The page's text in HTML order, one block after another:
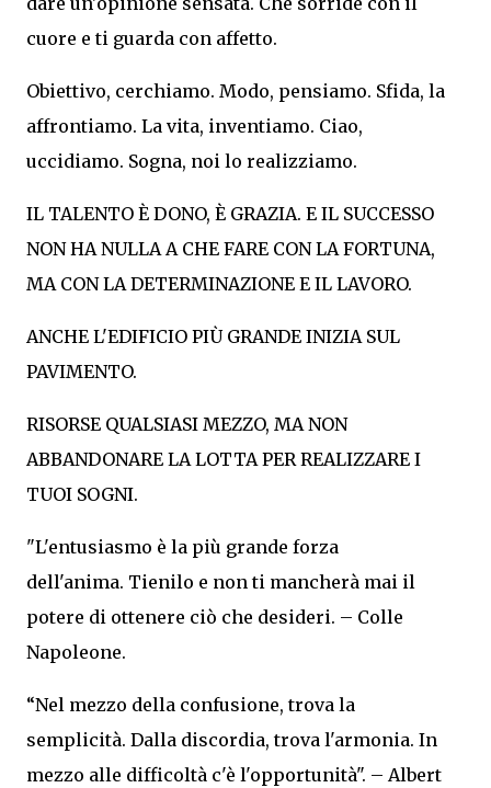
cuore e ti guarda con affetto.
Obiettivo, cerchiamo. Modo, pensiamo. Sfida, la
affrontiamo. La vita, inventiamo. Ciao,
uccidiamo. Sogna, noi lo realizziamo.
IL TALENTO È DONO, È GRAZIA. E IL SUCCESSO
NON HA NULLA A CHE FARE CON LA FORTUNA,
MA CON LA DETERMINAZIONE E IL LAVORO.
ANCHE L'EDIFICIO PIÙ GRANDE INIZIA SUL
PAVIMENTO.
RISORSE QUALSIASI MEZZO, MA NON
ABBANDONARE LA LOTTA PER REALIZZARE I
TUOI SOGNI.
"L'entusiasmo è la più grande forza
dell'anima. Tienilo e non ti mancherà mai il
potere di ottenere ciò che desideri. – Colle
Napoleone.
“Nel mezzo della confusione, trova la
semplicità. Dalla discordia, trova l'armonia. In
mezzo alle difficoltà c'è l'opportunità". – Albert